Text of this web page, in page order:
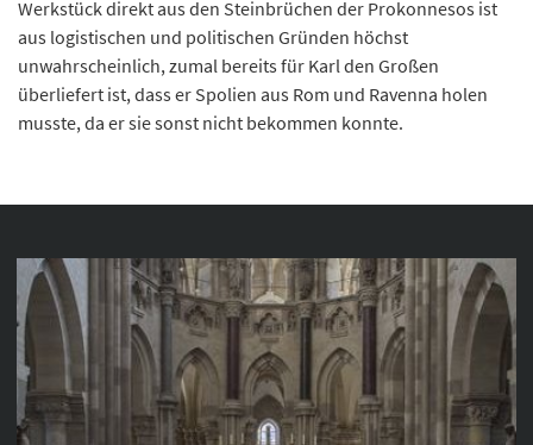
Werkstück direkt aus den Steinbrüchen der Prokonnesos ist
aus logistischen und politischen Gründen höchst
unwahrscheinlich, zumal bereits für Karl den Großen
überliefert ist, dass er Spolien aus Rom und Ravenna holen
musste, da er sie sonst nicht bekommen konnte.